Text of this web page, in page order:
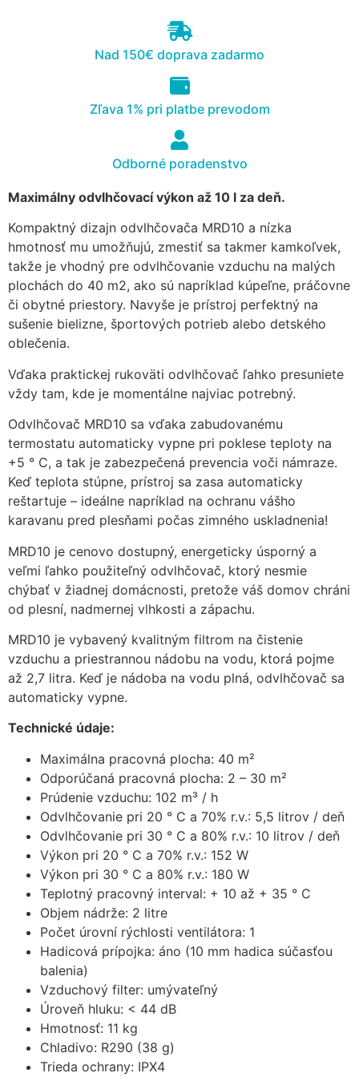
Nad 150€ doprava zadarmo
Zľava 1% pri platbe prevodom
Odborné poradenstvo
Maximálny odvlhčovací výkon až 10 l za deň.
Kompaktný dizajn odvlhčovača MRD10 a nízka
hmotnosť mu umožňujú, zmestiť sa takmer kamkoľvek,
takže je vhodný pre odvlhčovanie vzduchu na malých
plochách do 40 m2, ako sú napríklad kúpeľne, práčovne
či obytné priestory. Navyše je prístroj perfektný na
sušenie bielizne, športových potrieb alebo detského
oblečenia.
Vďaka praktickej rukoväti odvlhčovač ľahko presuniete
vždy tam, kde je momentálne najviac potrebný.
Odvlhčovač MRD10 sa vďaka zabudovanému
termostatu automaticky vypne pri poklese teploty na
+5 ° C, a tak je zabezpečená prevencia voči námraze.
Keď teplota stúpne, prístroj sa zasa automaticky
reštartuje – ideálne napríklad na ochranu vášho
karavanu pred plesňami počas zimného uskladnenia!
MRD10 je cenovo dostupný, energeticky úsporný a
veľmi ľahko použiteľný odvlhčovač, ktorý nesmie
chýbať v žiadnej domácnosti, pretože váš domov chráni
od plesní, nadmernej vlhkosti a zápachu.
MRD10 je vybavený kvalitným filtrom na čistenie
vzduchu a priestrannou nádobu na vodu, ktorá pojme
až 2,7 litra. Keď je nádoba na vodu plná, odvlhčovač sa
automaticky vypne.
Technické údaje:
Maximálna pracovná plocha: 40 m²
Odporúčaná pracovná plocha: 2 – 30 m²
Prúdenie vzduchu: 102 m³ / h
Odvlhčovanie pri 20 ° C a 70% r.v.: 5,5 litrov / deň
Odvlhčovanie pri 30 ° C a 80% r.v.: 10 litrov / deň
Výkon pri 20 ° C a 70% r.v.: 152 W
Výkon pri 30 ° C a 80% r.v.: 180 W
Teplotný pracovný interval: + 10 až + 35 ° C
Objem nádrže: 2 litre
Počet úrovní rýchlosti ventilátora: 1
Hadicová prípojka: áno (10 mm hadica súčasťou
balenia)
Vzduchový filter: umývateľný
Úroveň hluku: < 44 dB
Hmotnosť: 11 kg
Chladivo: R290 (38 g)
Trieda ochrany: IPX4
the website.
Marketing
počas vašej
fungovala
najlepšie.
Ak tieto
súbory
cookie
odmietnete,
niektoré
funkcie z
zmiznú.